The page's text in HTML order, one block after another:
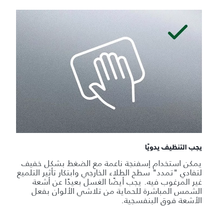
يجب التنظيف يدويًا
يمكن استخدام إسفنجة ناعمة مع الضغط بشكل خفيف
لتفادي "تمدد" سطح الطلاء الخارجي وابتكار تأثير التلميع
غير المرغوب فيه. يجب أيضًا الغسل بعيدًا عن أشعة
الشمس المباشرة للحماية من تلاشي الألوان بفعل
الأشعة فوق البنفسجية.